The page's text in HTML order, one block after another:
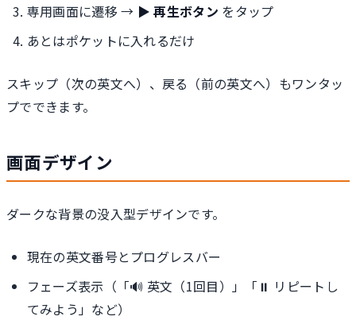
専用画面に遷移 → ▶ 再生ボタン をタップ
あとはポケットに入れるだけ
スキップ（次の英文へ）、戻る（前の英文へ）もワンタッ
プでできます。
画面デザイン
ダークな背景の没入型デザインです。
現在の英文番号とプログレスバー
フェーズ表示（「🔊 英文（1回目）」「⏸ リピートし
てみよう」など）